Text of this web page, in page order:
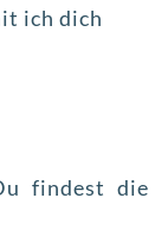
ich dich
findest die